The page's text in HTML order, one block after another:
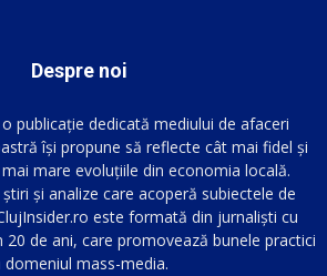
Despre noi
publicație dedicată mediului de afaceri
își propune să reflecte cât mai fidel și
mare evoluțiile din economia locală.
și analize care acoperă subiectele de
este formată din jurnaliști cu
20 de ani, care promovează bunele practici
domeniul mass-media.